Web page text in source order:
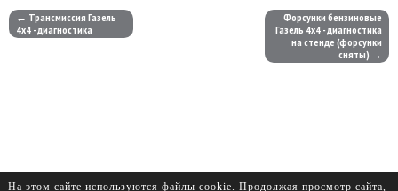
← Трансмиссия Газель
4х4 - диагностика
Форсунки бензиновые
Газель 4х4 - диагностика
на стенде (форсунки
сняты) →
На этом сайте используются файлы cookie. Продолжая просмотр сайта,